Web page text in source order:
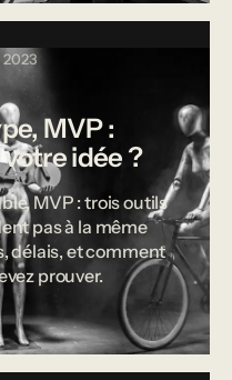
MVP :
idée ?
MVP : trois outils
pas à la même
délais, et comment
prouver.